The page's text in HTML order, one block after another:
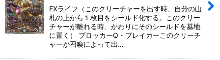
EXライフ（このクリーチャーを出す時、自分の山
札の上から１枚目をシールド化する。このクリー
チャーが離れる時、かわりにそのシールドを墓地
に置く） ブロッカーQ・ブレイカーこのクリーチ
ャーが召喚によって出…